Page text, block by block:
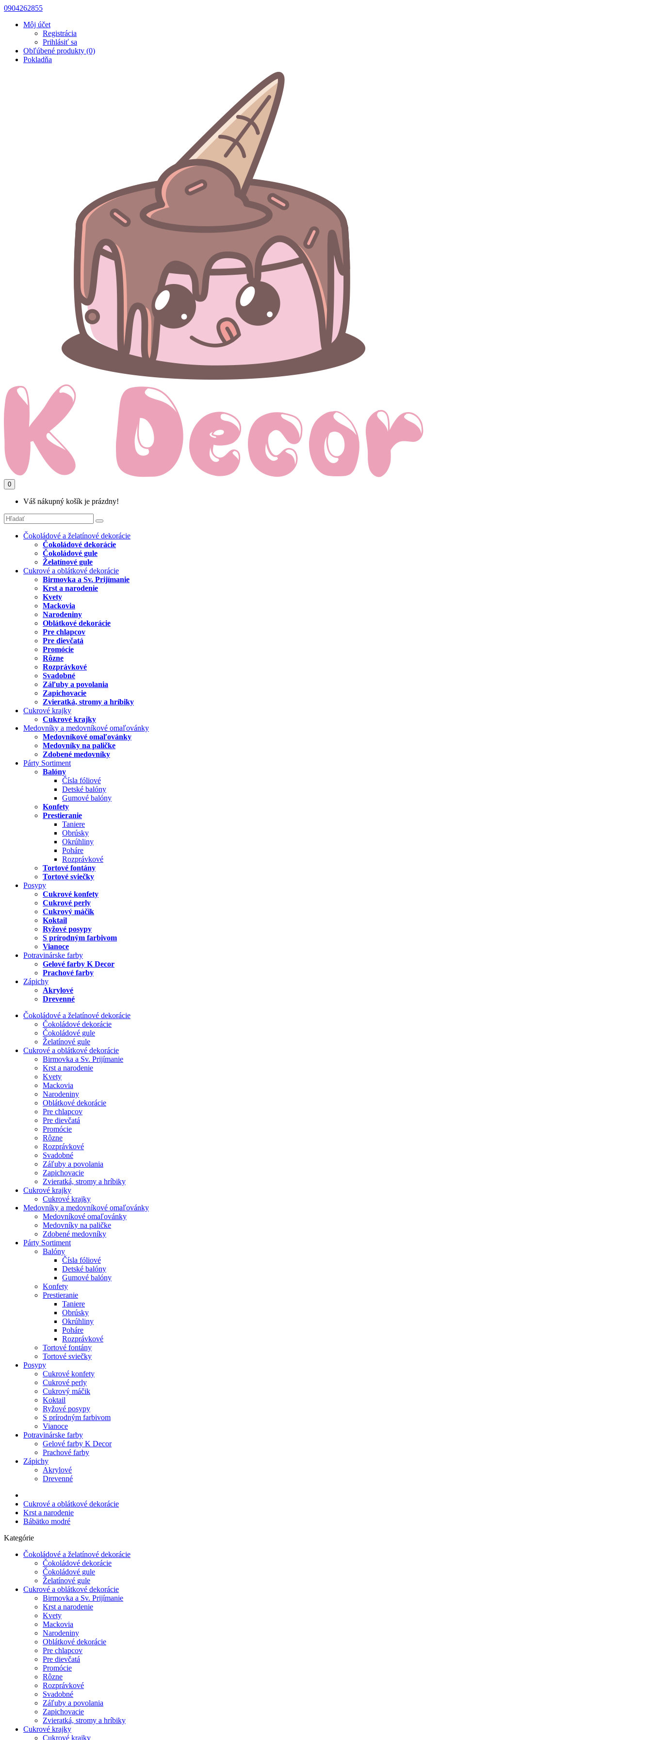
0904262855
Môj účet
Registrácia
Prihlásiť sa
Obľúbené produkty (0)
Pokladňa
0
Váš nákupný košík je prázdny!
Čokoládové a želatínové dekorácie
Čokoládové dekorácie
Čokoládové gule
Želatínové gule
Cukrové a oblátkové dekorácie
Birmovka a Sv. Prijímanie
Krst a narodenie
Kvety
Mackovia
Narodeniny
Oblátkové dekorácie
Pre chlapcov
Pre dievčatá
Promócie
Rôzne
Rozprávkové
Svadobné
Záľuby a povolania
Zapichovacie
Zvieratká, stromy a hríbiky
Cukrové krajky
Cukrové krajky
Medovníky a medovníkové omaľovánky
Medovníkové omaľovánky
Medovníky na paličke
Zdobené medovníky
Párty Sortiment
Balóny
Čísla fóliové
Detské balóny
Gumové balóny
Konfety
Prestieranie
Taniere
Obrúsky
Okrúhliny
Poháre
Rozprávkové
Tortové fontány
Tortové sviečky
Posypy
Cukrové konfety
Cukrové perly
Cukrový máčik
Koktail
Ryžové posypy
S prírodným farbivom
Vianoce
Potravinárske farby
Gelové farby K Decor
Prachové farby
Zápichy
Akrylové
Drevenné
Čokoládové a želatínové dekorácie
Čokoládové dekorácie
Čokoládové gule
Želatínové gule
Cukrové a oblátkové dekorácie
Birmovka a Sv. Prijímanie
Krst a narodenie
Kvety
Mackovia
Narodeniny
Oblátkové dekorácie
Pre chlapcov
Pre dievčatá
Promócie
Rôzne
Rozprávkové
Svadobné
Záľuby a povolania
Zapichovacie
Zvieratká, stromy a hríbiky
Cukrové krajky
Cukrové krajky
Medovníky a medovníkové omaľovánky
Medovníkové omaľovánky
Medovníky na paličke
Zdobené medovníky
Párty Sortiment
Balóny
Čísla fóliové
Detské balóny
Gumové balóny
Konfety
Prestieranie
Taniere
Obrúsky
Okrúhliny
Poháre
Rozprávkové
Tortové fontány
Tortové sviečky
Posypy
Cukrové konfety
Cukrové perly
Cukrový máčik
Koktail
Ryžové posypy
S prírodným farbivom
Vianoce
Potravinárske farby
Gelové farby K Decor
Prachové farby
Zápichy
Akrylové
Drevenné
Cukrové a oblátkové dekorácie
Krst a narodenie
Bábätko modré
Kategórie
Čokoládové a želatínové dekorácie
Čokoládové dekorácie
Čokoládové gule
Želatínové gule
Cukrové a oblátkové dekorácie
Birmovka a Sv. Prijímanie
Krst a narodenie
Kvety
Mackovia
Narodeniny
Oblátkové dekorácie
Pre chlapcov
Pre dievčatá
Promócie
Rôzne
Rozprávkové
Svadobné
Záľuby a povolania
Zapichovacie
Zvieratká, stromy a hríbiky
Cukrové krajky
Cukrové krajky